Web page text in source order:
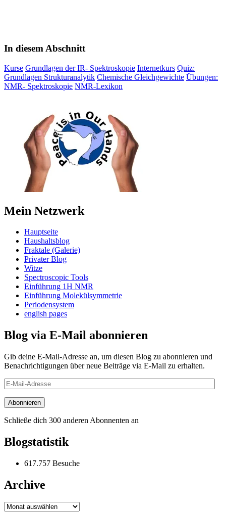
In diesem Abschnitt
Kurse Grundlagen der IR- Spektroskopie Internetkurs Quiz:
Grundlagen Strukturanalytik Chemische Gleichgewichte Übungen:
NMR- Spektroskopie NMR-Lexikon
Mein Netzwerk
Hauptseite
Haushaltsblog
Fraktale (Galerie)
Privater Blog
Witze
Spectroscopic Tools
Einführung 1H NMR
Einführung Molekülsymmetrie
Periodensystem
english pages
Blog via E-Mail abonnieren
Gib deine E-Mail-Adresse an, um diesen Blog zu abonnieren und
Benachrichtigungen über neue Beiträge via E-Mail zu erhalten.
E-
Mail-
Adresse
Abonnieren
Schließe dich 300 anderen Abonnenten an
Blogstatistik
617.757 Besuche
Archive
Archive